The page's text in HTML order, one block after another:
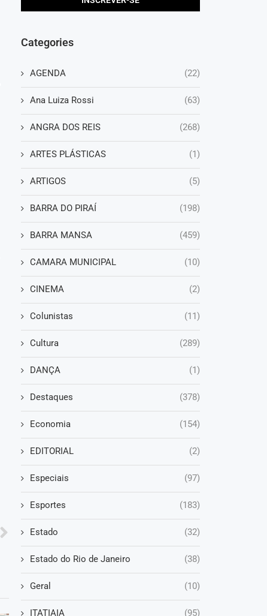
Categories
AGENDA (22)
Ana Luiza Rossi (63)
ANGRA DOS REIS (268)
ARTES PLÁSTICAS (1)
ARTIGOS (5)
BARRA DO PIRAÍ (198)
BARRA MANSA (459)
CAMARA MUNICIPAL (10)
CINEMA (2)
Colunistas (11)
Cultura (289)
DANÇA (1)
Destaques (378)
Economia (154)
EDITORIAL (2)
Especiais (97)
Esportes (183)
Estado (32)
Estado do Rio de Janeiro (38)
Geral (10)
ITATIAIA (95)